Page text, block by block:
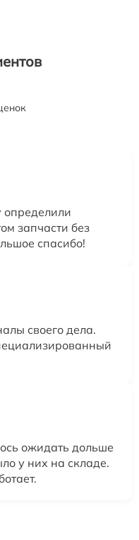
определили
запчасти без
спасибо!
своего дела.
ожидать дольше
у них на складе.